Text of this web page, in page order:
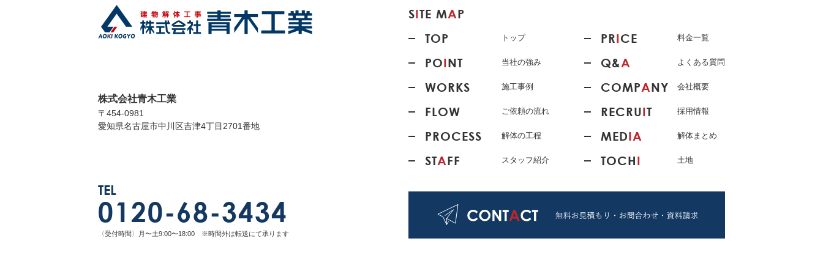
株式会社青木工業
〒454-0981
愛知県名古屋市中川区吉津4丁目2701番地
TEL
0120-68-3434
〈受付時間〉月〜土9:00〜18:00 ※時間外は転送にて承ります
SITE MAP
TOP
トップ
POINT 当社の強み
WORKS 施工事例
FLOW ご依頼の流れ
PROCESS 解体の工程
STAFF スタッフ紹介
PRICE 料金一覧
Q&A よくある質問
COMPANY 会社概要
RECRUIT 採用情報
MEDIA 解体まとめ
TOCHI 土地